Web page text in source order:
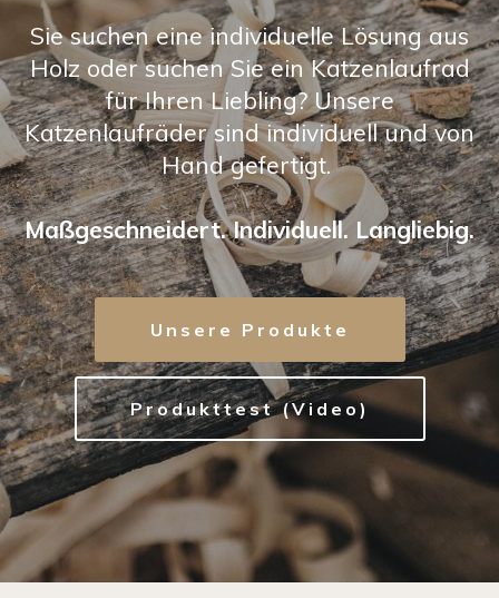
Sie suchen eine individuelle Lösung aus
Holz oder suchen Sie ein Katzenlaufrad
für Ihren Liebling? Unsere
Katzenlaufräder sind individuell und von
Hand gefertigt.
Maßgeschneidert. Individuell. Langliebig.
Unsere Produkte
Produkttest (Video)